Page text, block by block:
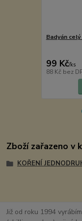
Badyán
99 Kč/ks
88 Kč bez
Zboží zařazeno v
KOŘENÍ
Již od roku 1994